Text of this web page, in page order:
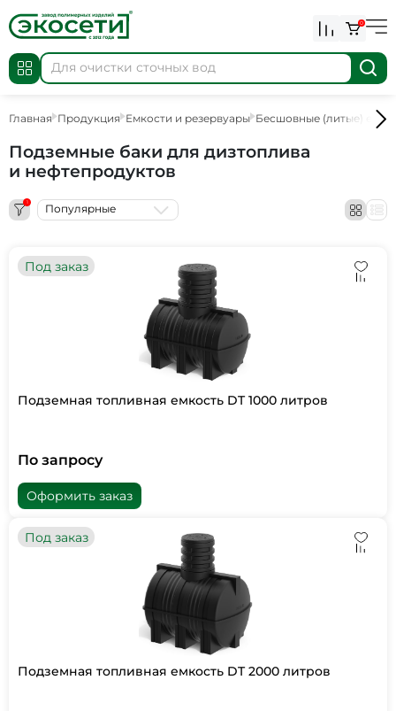
0
Главная Продукция Емкости и резервуары Бесшовные (литые)
Подземные баки для дизтоплива
и нефтепродуктов
1 Популярные
Под заказ
Подземная топливная емкость DT 1000 литров
По запросу
Оформить заказ
Под заказ
Подземная топливная емкость DT 2000 литров